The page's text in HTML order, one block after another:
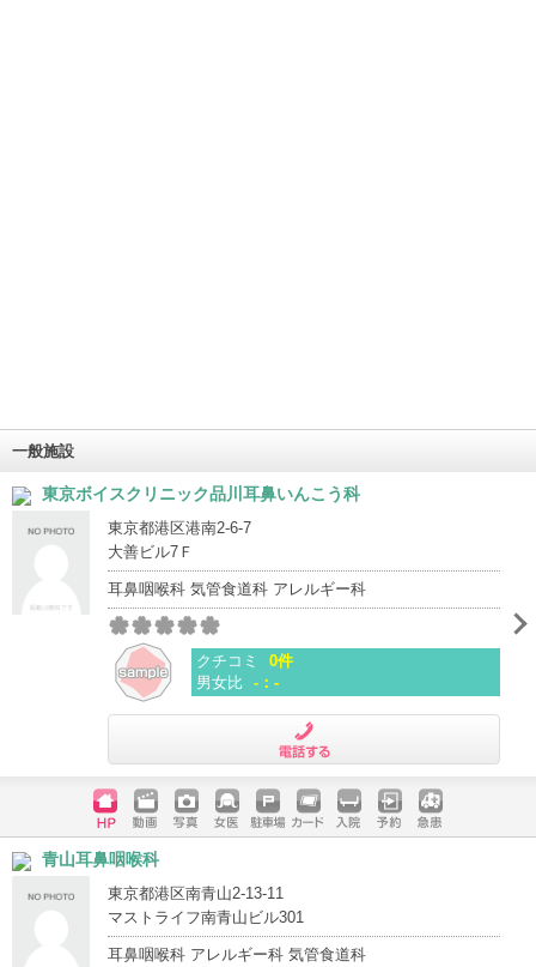
一般施設
東京ボイスクリニック品川耳鼻いんこう科
東京都港区港南2-6-7
大善ビル7Ｆ
耳鼻咽喉科 気管食道科 アレルギー科
クチコミ
0件
男女比 -：-
ホームペ
ージ
動画 写真 女医 駐車場
クレジッ
入院 予約 急患
青山耳鼻咽喉科
東京都港区南青山2-13-11
マストライフ南青山ビル301
耳鼻咽喉科 アレルギー科 気管食道科